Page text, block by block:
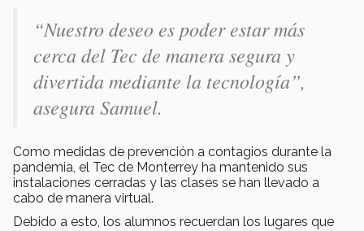
“Nuestro deseo es poder estar más
cerca del Tec de manera segura y
divertida mediante la tecnología”,
asegura Samuel.
Como medidas de prevención a contagios durante la
pandemia, el Tec de Monterrey ha mantenido sus
instalaciones cerradas y las clases se han llevado a
cabo de manera virtual.
Debido a esto, los alumnos recuerdan los lugares que